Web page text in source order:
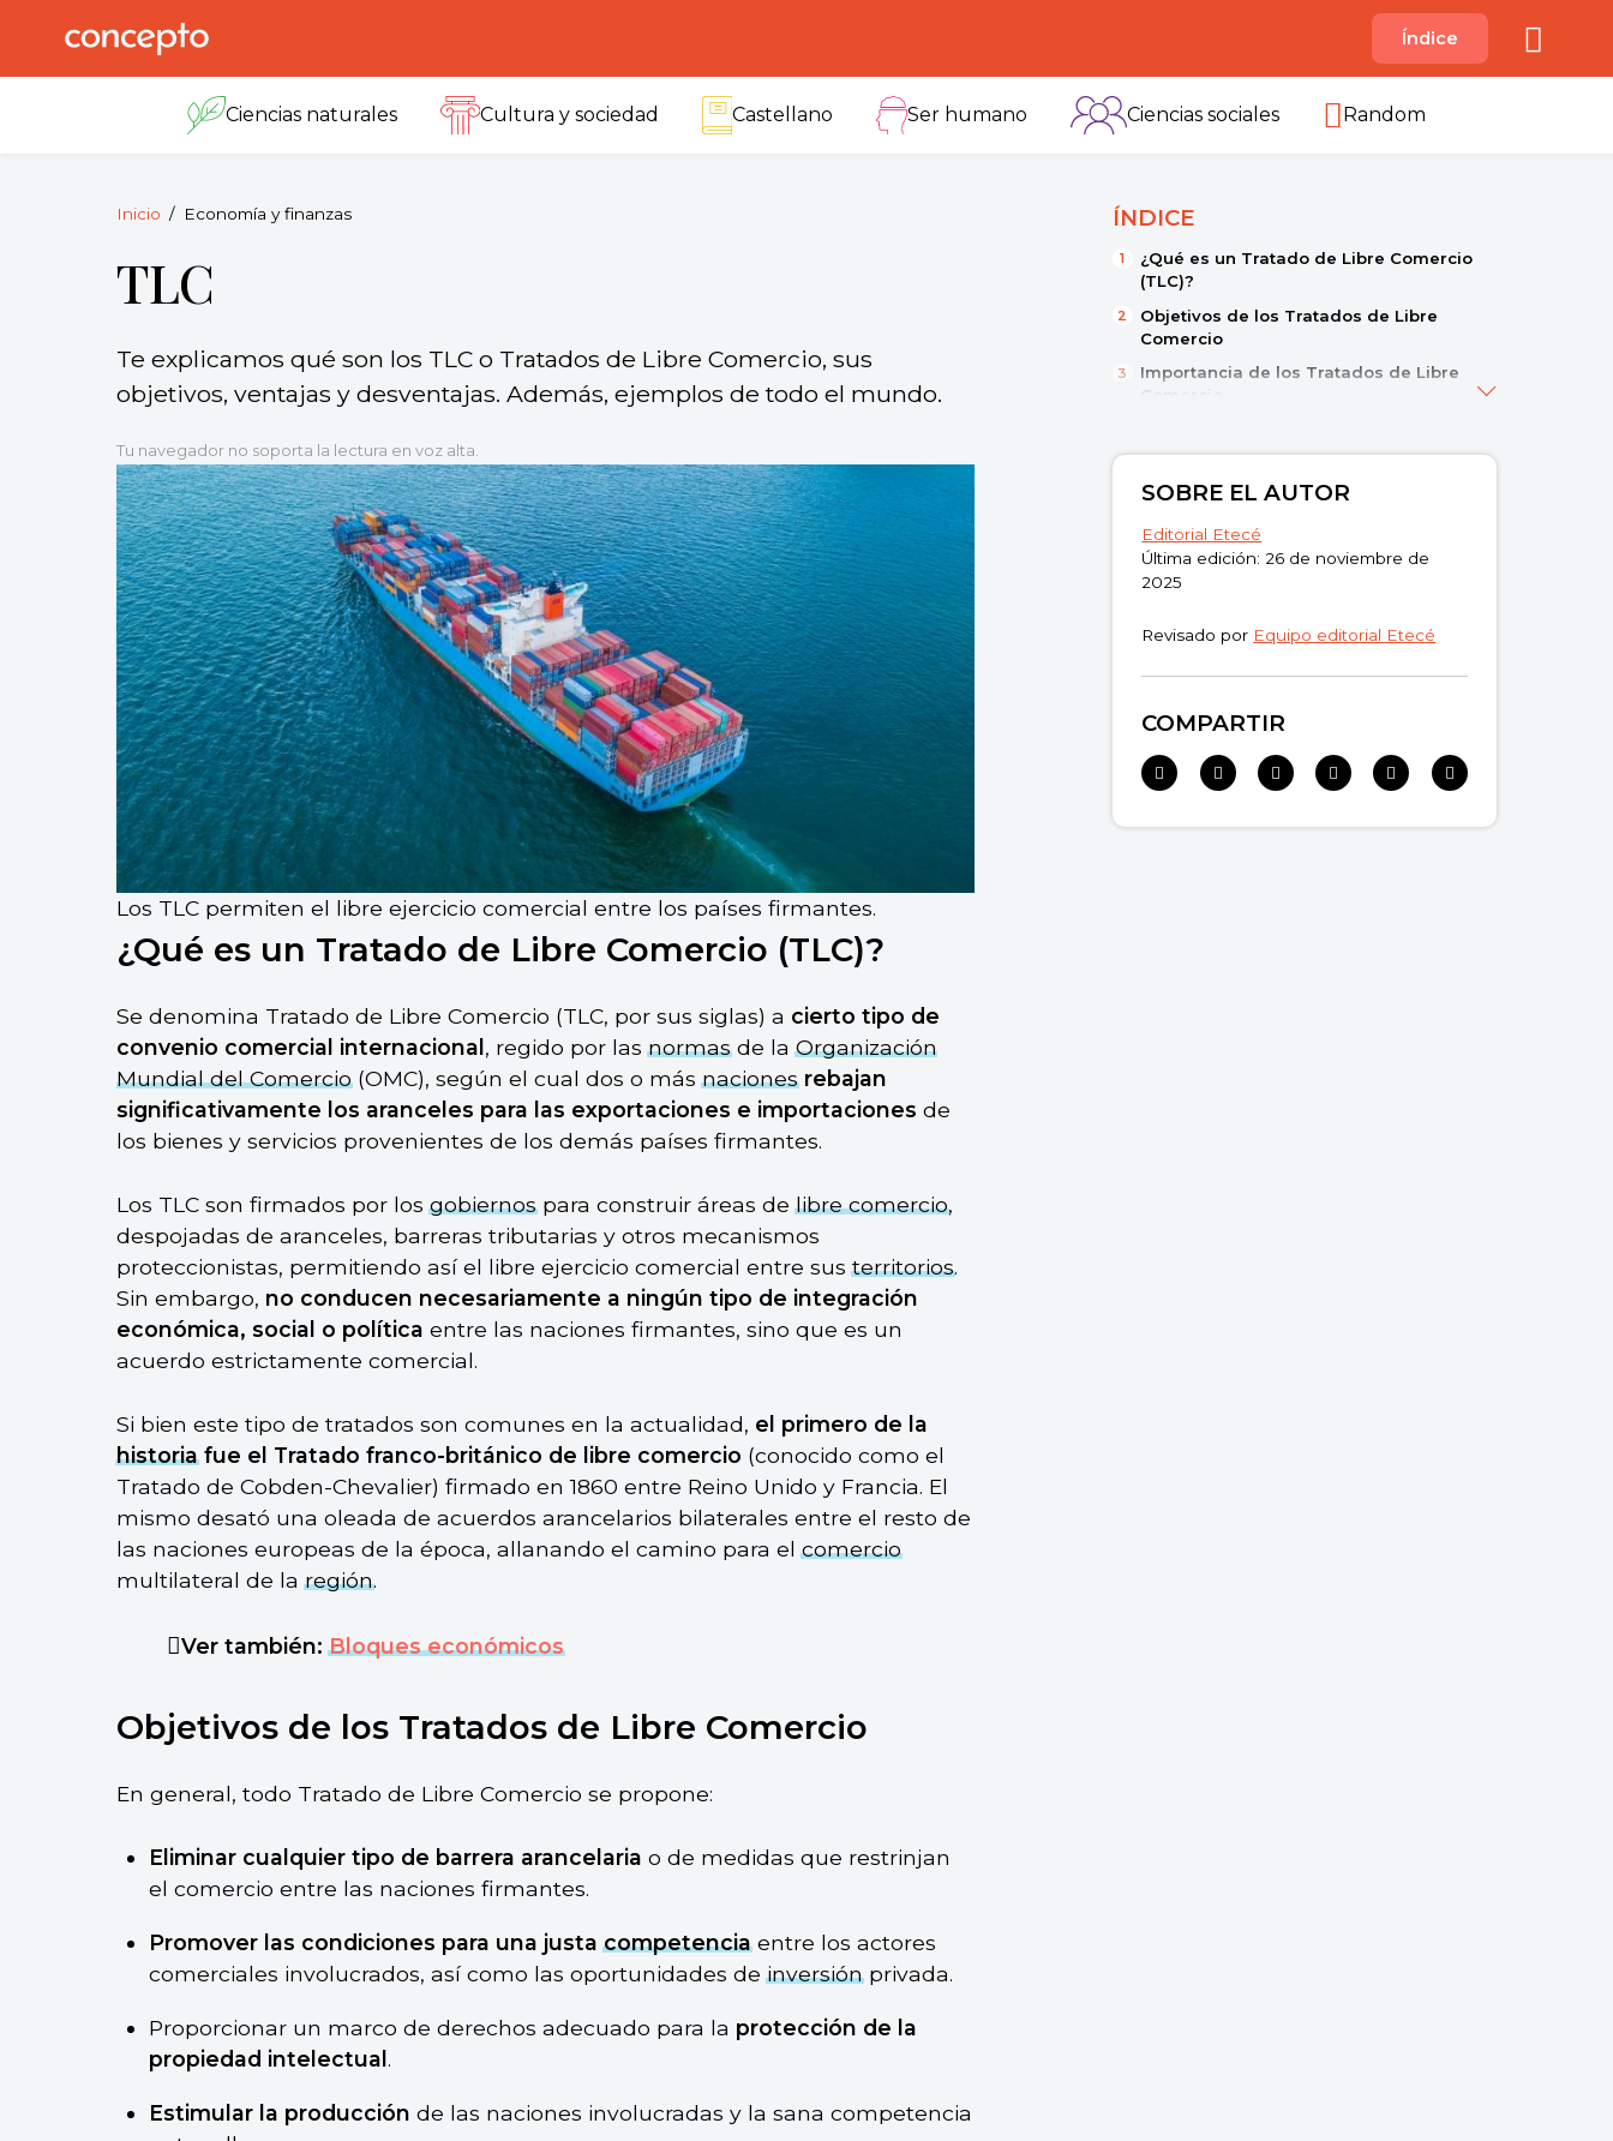
reservados.
B C
Índice
Ciencias naturales Cultura y sociedad Castellano Ser humano Ciencias sociales Random
Inicio Economía y finanzas
TLC
Te explicamos qué son los TLC o Tratados de Libre Comercio, sus
objetivos, ventajas y desventajas. Además, ejemplos de todo el mundo.
Tu navegador no soporta la lectura en voz alta.
Los TLC permiten el libre ejercicio comercial entre los países firmantes.
¿Qué es un Tratado de Libre Comercio (TLC)?
Se denomina Tratado de Libre Comercio (TLC, por sus siglas) a cierto tipo de
convenio comercial internacional , regido por lasnormasde laOrganización
Mundial del Comercio(OMC), según el cual dos o másnaciones rebajan
significativamente los aranceles para las exportaciones e importaciones de
los bienes y servicios provenientes de los demás países firmantes.
Los TLC son firmados por losgobiernospara construir áreas delibre comercio,
despojadas de aranceles, barreras tributarias y otros mecanismos
proteccionistas, permitiendo así el libre ejercicio comercial entre susterritorios.
Sin embargo, no conducen necesariamente a ningún tipo de integración
económica, social o política entre las naciones firmantes, sino que es un
acuerdo estrictamente comercial.
Si bien este tipo de tratados son comunes en la actualidad, el primero de la
historiafue el Tratado franco-británico de libre comercio (conocido como el
Tratado de Cobden-Chevalier) firmado en 1860 entre Reino Unido y Francia. El
mismo desató una oleada de acuerdos arancelarios bilaterales entre el resto de
las naciones europeas de la época, allanando el camino para elcomercio
multilateral de laregión.
Ver también:Bloques económicos
Objetivos de los Tratados de Libre Comercio
En general, todo Tratado de Libre Comercio se propone:
Eliminar cualquier tipo de barrera arancelaria o de medidas que restrinjan
el comercio entre las naciones firmantes.
Promover las condiciones para una justacompetenciaentre los actores
comerciales involucrados, así como las oportunidades deinversiónprivada.
Proporcionar un marco de derechos adecuado para la protección de la
propiedad intelectual .
Estimular la producción de las naciones involucradas y la sana competencia
ÍNDICE
¿Qué es un Tratado de Libre Comercio
(TLC)?
Objetivos de los Tratados de Libre
Comercio
Importancia de los Tratados de Libre
Comercio
de Libre Comercio
Ejemplos de Tratados de Libre
SOBRE EL AUTOR
Editorial Etecé
Última edición: 26 de noviembre de
2025
Revisado por Equipo editorial Etecé
COMPARTIR